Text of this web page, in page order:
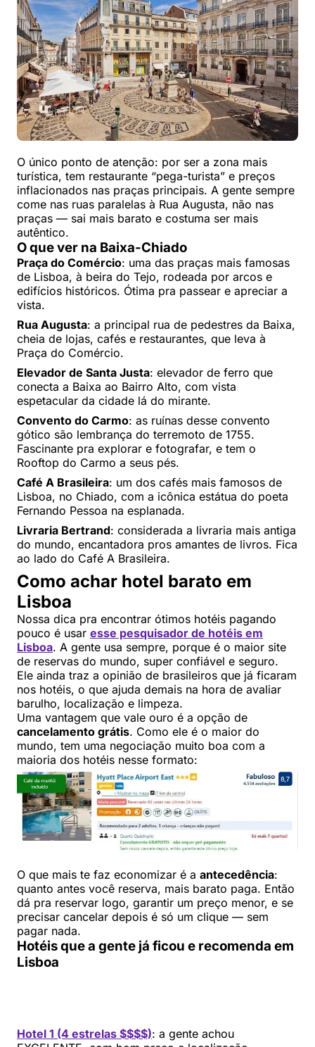
O único ponto de atenção: por ser a zona mais
turística, tem restaurante “pega-turista” e preços
inflacionados nas praças principais. A gente sempre
come nas ruas paralelas à Rua Augusta, não nas
praças — sai mais barato e costuma ser mais
autêntico.
O que ver na Baixa-Chiado
Praça do Comércio: uma das praças mais famosas
de Lisboa, à beira do Tejo, rodeada por arcos e
edifícios históricos. Ótima pra passear e apreciar a
vista.
Rua Augusta: a principal rua de pedestres da Baixa,
cheia de lojas, cafés e restaurantes, que leva à
Praça do Comércio.
Elevador de Santa Justa: elevador de ferro que
conecta a Baixa ao Bairro Alto, com vista
espetacular da cidade lá do mirante.
Convento do Carmo: as ruínas desse convento
gótico são lembrança do terremoto de 1755.
Fascinante pra explorar e fotografar, e tem o
Rooftop do Carmo a seus pés.
Café A Brasileira: um dos cafés mais famosos de
Lisboa, no Chiado, com a icônica estátua do poeta
Fernando Pessoa na esplanada.
Livraria Bertrand: considerada a livraria mais antiga
do mundo, encantadora pros amantes de livros. Fica
ao lado do Café A Brasileira.
Como achar hotel barato em
Lisboa
Nossa dica pra encontrar ótimos hotéis pagando
pouco é usar esse pesquisador de hotéis em
Lisboa. A gente usa sempre, porque é o maior site
de reservas do mundo, super confiável e seguro.
Ele ainda traz a opinião de brasileiros que já ficaram
nos hotéis, o que ajuda demais na hora de avaliar
barulho, localização e limpeza.
Uma vantagem que vale ouro é a opção de
cancelamento grátis. Como ele é o maior do
mundo, tem uma negociação muito boa com a
maioria dos hotéis nesse formato:
O que mais te faz economizar é a antecedência:
quanto antes você reserva, mais barato paga. Então
dá pra reservar logo, garantir um preço menor, e se
precisar cancelar depois é só um clique — sem
pagar nada.
Hotéis que a gente já ficou e recomenda em
Lisboa
Hotel 1 (4 estrelas $$$$): a gente achou